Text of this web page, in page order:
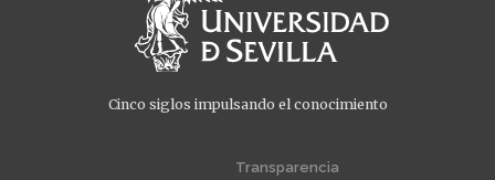
Cinco siglos impulsando el conocimiento
Transparencia